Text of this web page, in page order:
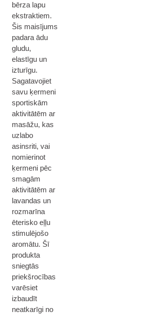
bērza lapu
ekstraktiem.
Šis maisījums
padara ādu
gludu,
elastīgu un
izturīgu.
Sagatavojiet
savu ķermeni
sportiskām
aktivitātēm ar
masāžu, kas
uzlabo
asinsriti, vai
nomierinot
ķermeni pēc
smagām
aktivitātēm ar
lavandas un
rozmarīna
ēterisko eļļu
stimulējošo
aromātu. Šī
produkta
sniegtās
priekšrocības
varēsiet
izbaudīt
neatkarīgi no